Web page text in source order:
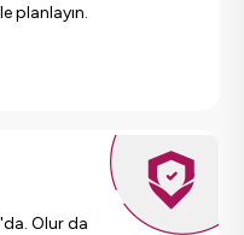
planlayın.
Olur da